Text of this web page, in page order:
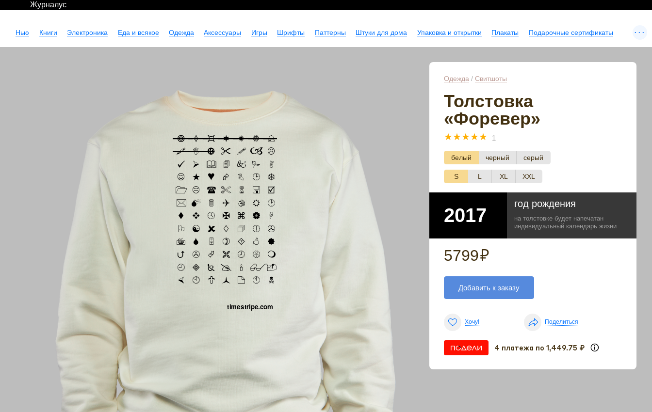
Журналус
Нью Книги Электроника Еда и всякое Одежда Аксессуары Игры Шрифты Паттерны Штуки для дома Упаковка и открытки Плакаты Подарочные сертификаты ...
Одежда /Свитшоты
Толстовка
«Форевер»
☆
☆
☆
☆
☆ 1
белый черный серый
S L XL XXL
год рождения
на толстовке будет напечатан
индивидуальный календарь жизни
5799₽
Добавить к заказу
Хочу! Поделиться
4 платежа по 1,449.75 ₽
timestripe.com